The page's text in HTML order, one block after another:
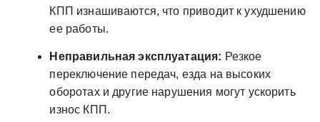
КПП изнашиваются, что приводит к ухудшению
ее работы.
Неправильная эксплуатация: Резкое
переключение передач, езда на высоких
оборотах и другие нарушения могут ускорить
износ КПП.